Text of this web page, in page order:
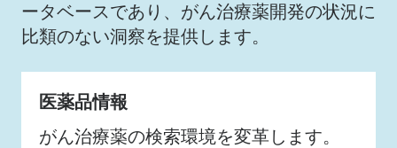
ータベースであり、がん治療薬開発の状況に
比類のない洞察を提供します。
医薬品情報
がん治療薬の検索環境を変革します。